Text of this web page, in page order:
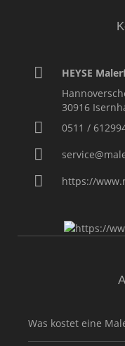
HEYSE
30916
0511 /
https://
Was kostet eine